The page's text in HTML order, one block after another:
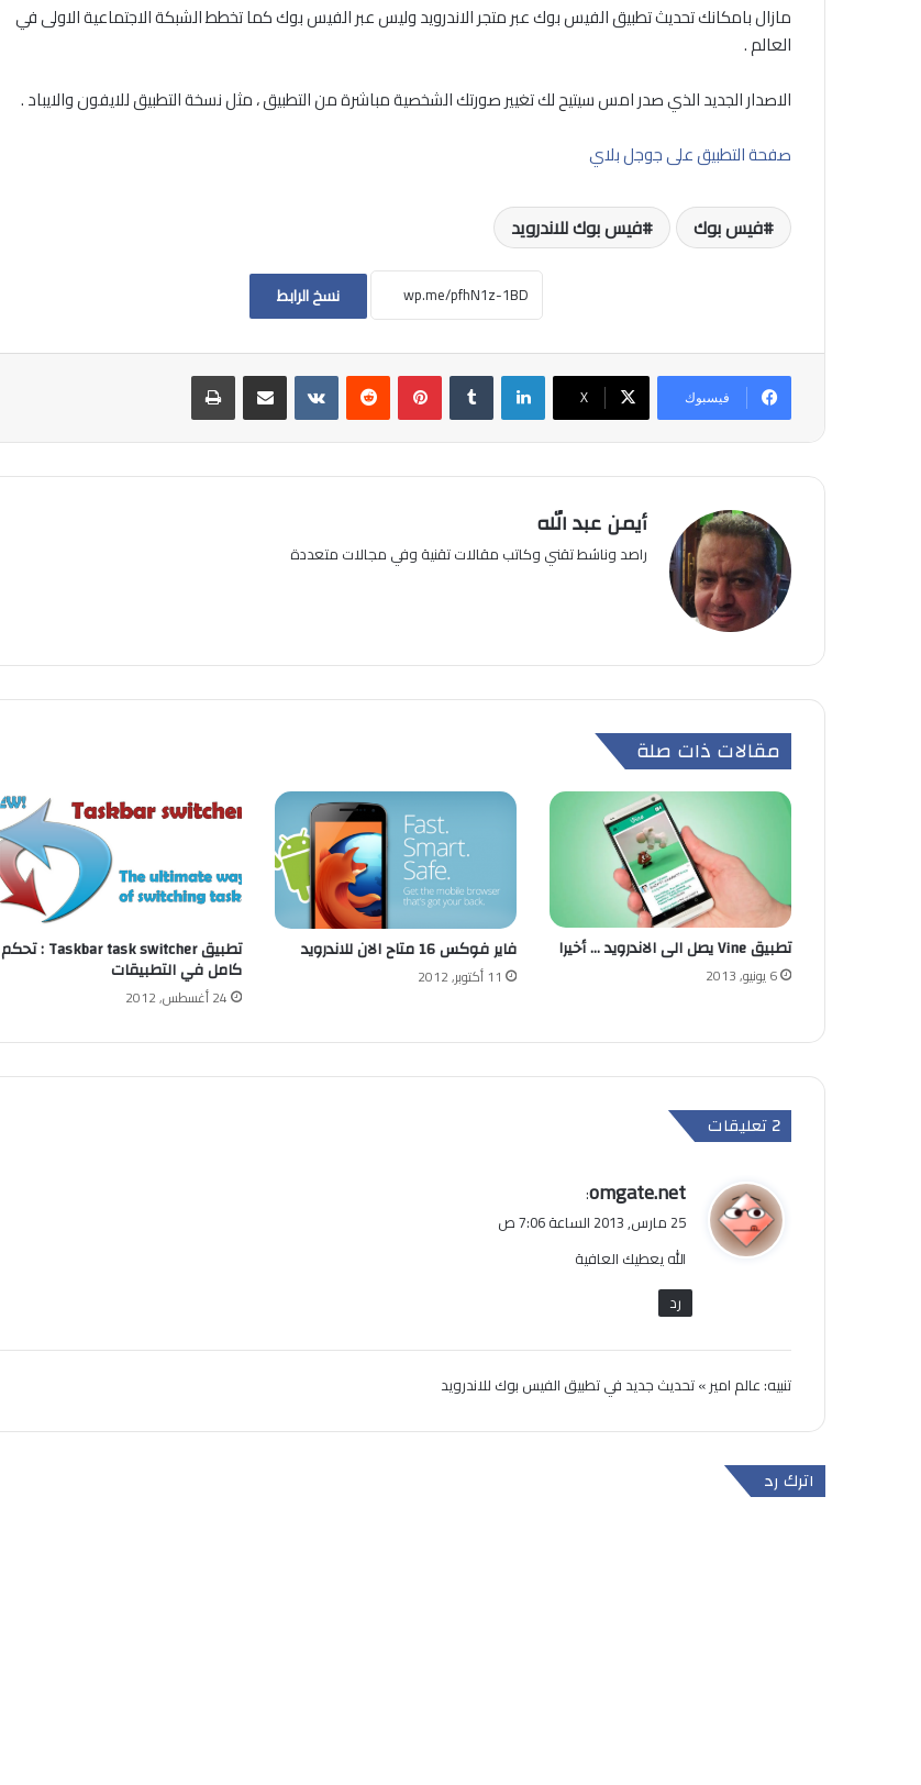
مازال بامكانك تحديث تطبيق الفيس بوك عبر متجر الاندرويد وليس عبر الفيس بوك كما تخطط الشبكة الاجتماعية الاولى في
العالم .
الاصدار الجديد الذي صدر امس سيتيح لك تغيير صورتك الشخصية مباشرة من التطبيق ، مثل نسخة التطبيق للايفون والايباد .
صفحة التطبيق على جوجل بلاي
فيس بوك فيس بوك للاندرويد
نسخ الرابط
فيسبوك ‫X
لينكدإن بينتيريست مشاركة عبر البريد طباعة
أيمن عبد الله
راصد وناشط تقني وكاتب مقالات تقنية وفي مجالات متعددة
مقالات ذات صلة
تطبيق Vine يصل الى الاندرويد … أخيرا
6 يونيو, 2013
فاير فوكس 16 متاح الان للاندرويد
11 أكتوبر, 2012
تطبيق Taskbar task switcher : تحكم
كامل في التطبيقات
24 أغسطس, 2012
‫2 تعليقات
ي
ق
ل
omgate.net
:
25 مارس, 2013 الساعة 7:06 ص
الله يعطيك العافية
رد
تنبيه:عالم امير » تحديث جديد في تطبيق الفيس بوك للاندرويد
اترك رد